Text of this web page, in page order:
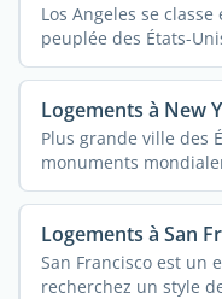
Los Angeles se
peuplée des États-
Logements à New
Plus grande ville des
monuments
Logements à San
San Francisco est un
recherchez un style